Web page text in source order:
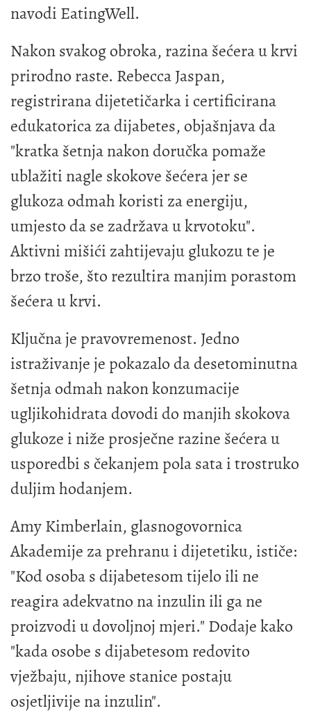
navodi EatingWell.
Nakon svakog obroka, razina šećera u krvi
prirodno raste. Rebecca Jaspan,
registrirana dijetetičarka i certificirana
edukatorica za dijabetes, objašnjava da
"kratka šetnja nakon doručka pomaže
ublažiti nagle skokove šećera jer se
glukoza odmah koristi za energiju,
umjesto da se zadržava u krvotoku".
Aktivni mišići zahtijevaju glukozu te je
brzo troše, što rezultira manjim porastom
šećera u krvi.
Ključna je pravovremenost. Jedno
istraživanje je pokazalo da desetominutna
šetnja odmah nakon konzumacije
ugljikohidrata dovodi do manjih skokova
glukoze i niže prosječne razine šećera u
usporedbi s čekanjem pola sata i trostruko
duljim hodanjem.
Amy Kimberlain, glasnogovornica
Akademije za prehranu i dijetetiku, ističe:
"Kod osoba s dijabetesom tijelo ili ne
reagira adekvatno na inzulin ili ga ne
proizvodi u dovoljnoj mjeri." Dodaje kako
"kada osobe s dijabetesom redovito
vježbaju, njihove stanice postaju
osjetljivije na inzulin".